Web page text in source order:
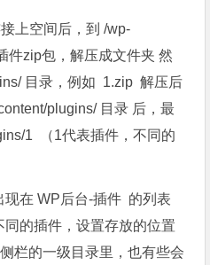
上空间后，到 /wp-
件zip包，解压成文件夹 然
目录，例如 1.zip 解压后
plugins/ 目录 后，最
1 （1代表插件，不同的
现在 WP后台-插件 的列表
的插件，设置存放的位置
栏的一级目录里，也有些会